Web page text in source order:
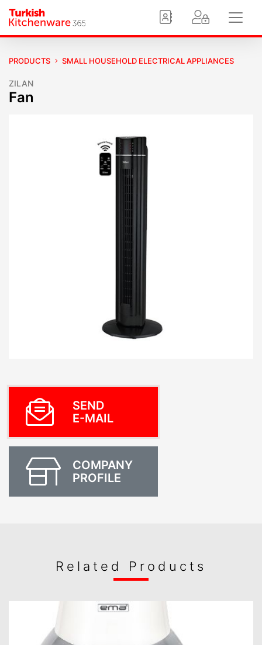
PRODUCTS SMALL HOUSEHOLD ELECTRICAL APPLIANCES
ZILAN
Fan
SEND
E-MAIL
COMPANY
PROFILE
Related Products